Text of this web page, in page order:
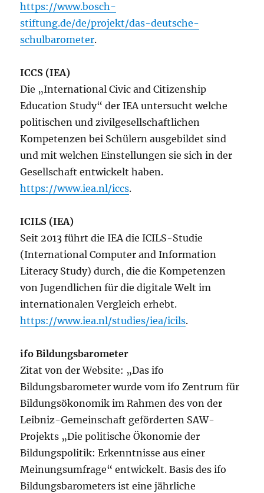
https://www.bosch-
stiftung.de/de/projekt/das-deutsche-
schulbarometer.
ICCS (IEA)
Die „International Civic and Citizenship
Education Study“ der IEA untersucht welche
politischen und zivilgesellschaftlichen
Kompetenzen bei Schülern ausgebildet sind
und mit welchen Einstellungen sie sich in der
Gesellschaft entwickelt haben.
https://www.iea.nl/iccs.
ICILS (IEA)
Seit 2013 führt die IEA die ICILS-Studie
(International Computer and Information
Literacy Study) durch, die die Kompetenzen
von Jugendlichen für die digitale Welt im
internationalen Vergleich erhebt.
https://www.iea.nl/studies/iea/icils.
ifo Bildungsbarometer
Zitat von der Website: „Das ifo
Bildungsbarometer wurde vom ifo Zentrum für
Bildungsökonomik im Rahmen des von der
Leibniz-Gemeinschaft geförderten SAW-
Projekts „Die politische Ökonomie der
Bildungspolitik: Erkenntnisse aus einer
Meinungsumfrage“ entwickelt. Basis des ifo
Bildungsbarometers ist eine jährliche